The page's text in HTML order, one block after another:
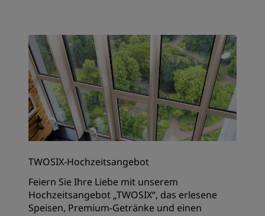
TWOSIX-Hochzeitsangebot
Feiern Sie Ihre Liebe mit unserem
Hochzeitsangebot „TWOSIX“, das erlesene
Speisen, Premium-Getränke und einen